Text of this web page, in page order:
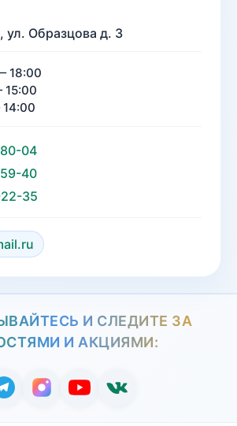
ул. Образцова д. 3
18:00
15:00
04
40
35
И СЛЕДИТЕ ЗА
И АКЦИЯМИ: